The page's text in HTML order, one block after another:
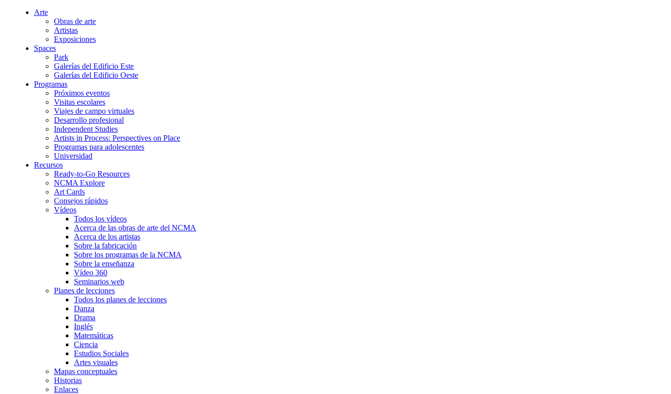
Arte
Obras de arte
Artistas
Exposiciones
Spaces
Park
Galerías del Edificio Este
Galerías del Edificio Oeste
Programas
Próximos eventos
Visitas escolares
Viajes de campo virtuales
Desarrollo profesional
Independent Studies
Artists in Process: Perspectives on Place
Programas para adolescentes
Universidad
Recursos
Ready-to-Go Resources
NCMA Explore
Art Cards
Consejos rápidos
Vídeos
Todos los vídeos
Acerca de las obras de arte del NCMA
Acerca de los artistas
Sobre la fabricación
Sobre los programas de la NCMA
Sobre la enseñanza
Vídeo 360
Seminarios web
Planes de lecciones
Todos los planes de lecciones
Danza
Drama
Inglés
Matemáticas
Ciencia
Estudios Sociales
Artes visuales
Mapas conceptuales
Historias
Enlaces